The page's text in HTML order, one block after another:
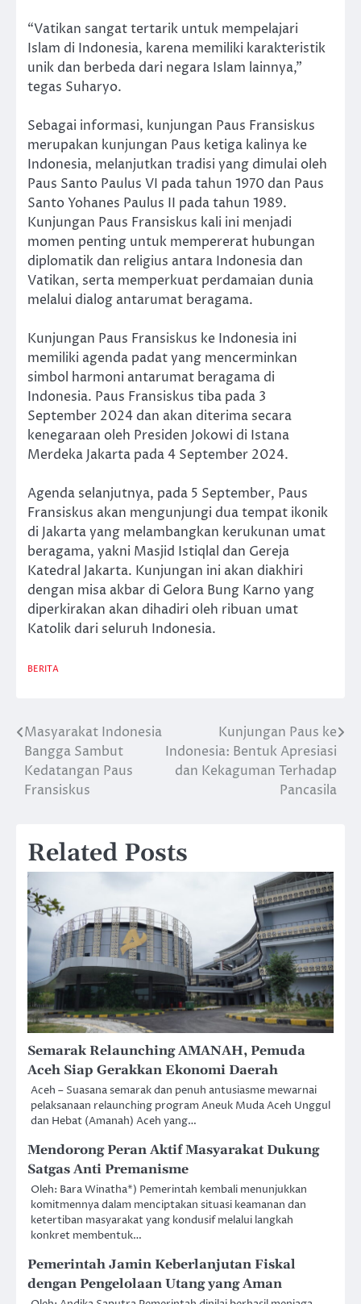
“Vatikan sangat tertarik untuk mempelajari
Islam di Indonesia, karena memiliki karakteristik
unik dan berbeda dari negara Islam lainnya,”
tegas Suharyo.
Sebagai informasi, kunjungan Paus Fransiskus
merupakan kunjungan Paus ketiga kalinya ke
Indonesia, melanjutkan tradisi yang dimulai oleh
Paus Santo Paulus VI pada tahun 1970 dan Paus
Santo Yohanes Paulus II pada tahun 1989.
Kunjungan Paus Fransiskus kali ini menjadi
momen penting untuk mempererat hubungan
diplomatik dan religius antara Indonesia dan
Vatikan, serta memperkuat perdamaian dunia
melalui dialog antarumat beragama.
Kunjungan Paus Fransiskus ke Indonesia ini
memiliki agenda padat yang mencerminkan
simbol harmoni antarumat beragama di
Indonesia. Paus Fransiskus tiba pada 3
September 2024 dan akan diterima secara
kenegaraan oleh Presiden Jokowi di Istana
Merdeka Jakarta pada 4 September 2024.
Agenda selanjutnya, pada 5 September, Paus
Fransiskus akan mengunjungi dua tempat ikonik
di Jakarta yang melambangkan kerukunan umat
beragama, yakni Masjid Istiqlal dan Gereja
Katedral Jakarta. Kunjungan ini akan diakhiri
dengan misa akbar di Gelora Bung Karno yang
diperkirakan akan dihadiri oleh ribuan umat
Katolik dari seluruh Indonesia.
BERITA
Post
navigation
Masyarakat Indonesia
Bangga Sambut
Kedatangan Paus
Fransiskus
Kunjungan Paus ke
Indonesia: Bentuk Apresiasi
dan Kekaguman Terhadap
Pancasila
Related Posts
Semarak Relaunching AMANAH, Pemuda
Aceh Siap Gerakkan Ekonomi Daerah
Aceh – Suasana semarak dan penuh antusiasme mewarnai
pelaksanaan relaunching program Aneuk Muda Aceh Unggul
dan Hebat (Amanah) Aceh yang…
Mendorong Peran Aktif Masyarakat Dukung
Satgas Anti Premanisme
Oleh: Bara Winatha*) Pemerintah kembali menunjukkan
komitmennya dalam menciptakan situasi keamanan dan
ketertiban masyarakat yang kondusif melalui langkah
konkret membentuk…
Pemerintah Jamin Keberlanjutan Fiskal
dengan Pengelolaan Utang yang Aman